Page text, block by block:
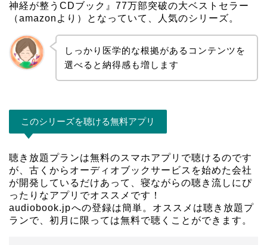
神経が整うCDブック』77万部突破の大ベストセラー
（amazonより）となっていて、人気のシリーズ。
しっかり医学的な根拠があるコンテンツを
選べると納得感も増します
このシリーズを聴ける無料アプリ
聴き放題プランは無料のスマホアプリ で聴けるのです
が、古くからオーディオブックサービスを始めた会社
が開発しているだけあって、寝ながらの聴き流しにぴ
ったりなアプリでオススメです！
audiobook.jpへの登録は簡単。オススメは聴き放題プ
ランで、初月に限っては無料で聴くことができます。